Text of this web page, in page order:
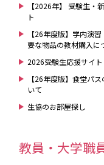
【2026年】 受験生・
ト
【26年度版】学内演
要な物品の教材購入に
2026受験生応援サイト
【26年度版】食堂パ
いて
生協のお部屋探し
教員・大学職